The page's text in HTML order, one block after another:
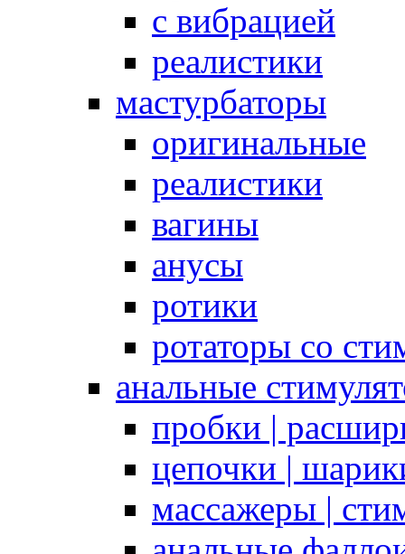
с вибрацией
реалистики
мастурбаторы
оригинальные
реалистики
вагины
анусы
ротики
ротаторы со
анальные
пробки |
цепочки |
массажеры |